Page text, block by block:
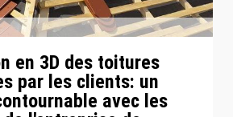
en 3D des toitures
par les clients: un
avec les